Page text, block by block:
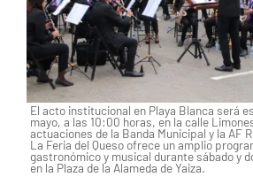
El acto institucional en Playa Blanca será
mayo, a las 10:00 horas, en la calle
actuaciones de la Banda Municipal y la AF
La Feria del Queso ofrece un amplio
gastronómico y musical durante sábado y
en la Plaza de la Alameda de Yaiza.